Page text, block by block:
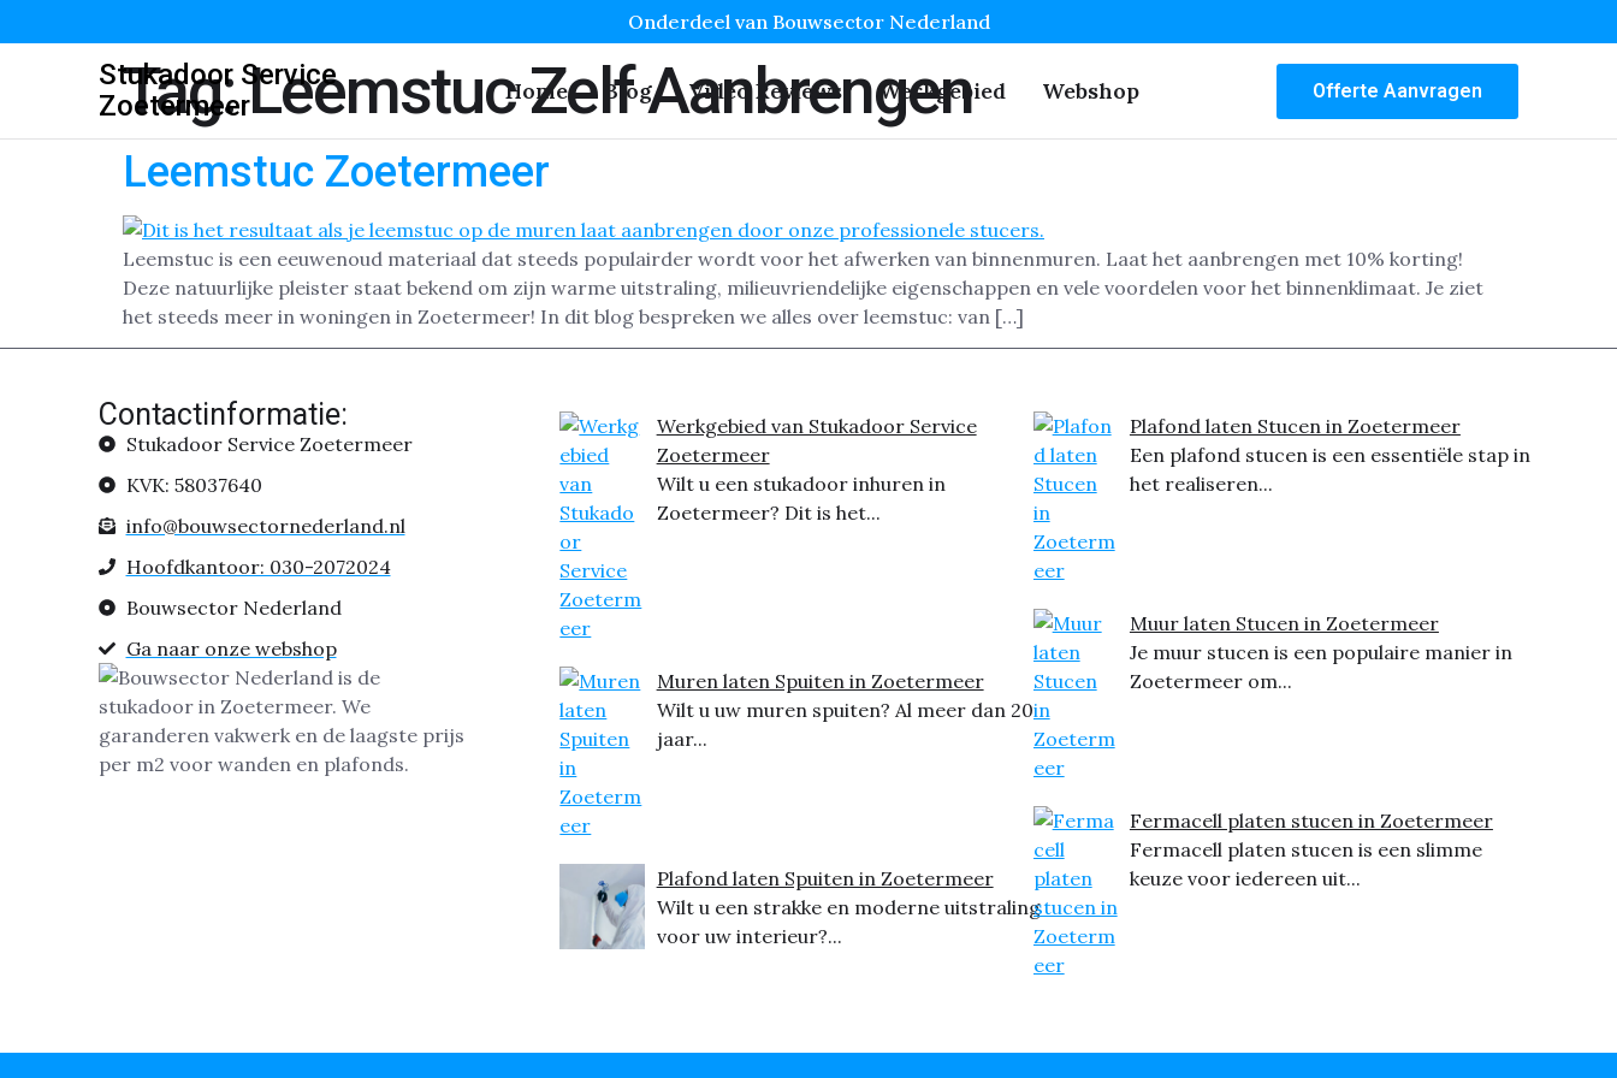
Onderdeel van Bouwsector Nederland
Stukadoor Service
Zoetermeer
Home Blog Video Reviews Werkgebied Webshop Offerte Aanvragen
Tag:Leemstuc Zelf Aanbrengen
Leemstuc Zoetermeer
Leemstuc is een eeuwenoud materiaal dat steeds populairder wordt voor het afwerken van binnenmuren. Laat het aanbrengen met 10% korting!
Deze natuurlijke pleister staat bekend om zijn warme uitstraling, milieuvriendelijke eigenschappen en vele voordelen voor het binnenklimaat. Je ziet
het steeds meer in woningen in Zoetermeer! In dit blog bespreken we alles over leemstuc: van […]
Contactinformatie:
Stukadoor Service Zoetermeer
KVK: 58037640
info@bouwsectornederland.nl
Hoofdkantoor: 030-2072024
Bouwsector Nederland
Ga naar onze webshop
Werkgebied van Stukadoor Service
Zoetermeer
Wilt u een stukadoor inhuren in
Zoetermeer? Dit is het...
Muren laten Spuiten in Zoetermeer
Wilt u uw muren spuiten? Al meer dan 20
jaar...
Plafond laten Spuiten in Zoetermeer
Wilt u een strakke en moderne uitstraling
voor uw interieur?...
Plafond laten Stucen in Zoetermeer
Een plafond stucen is een essentiële stap in
het realiseren...
Muur laten Stucen in Zoetermeer
Je muur stucen is een populaire manier in
Zoetermeer om...
Fermacell platen stucen in Zoetermeer
Fermacell platen stucen is een slimme
keuze voor iedereen uit...